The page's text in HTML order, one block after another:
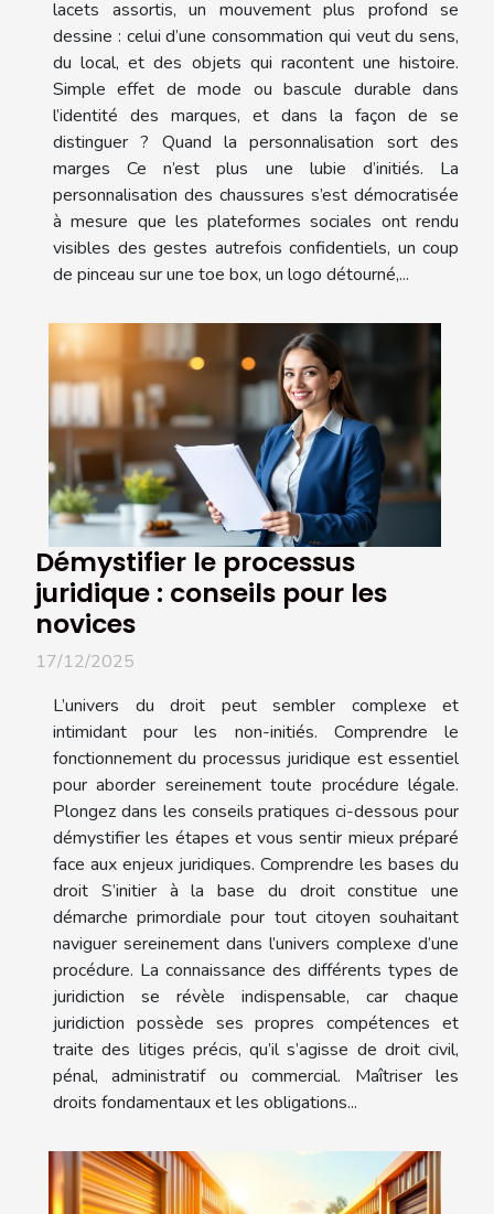
lacets assortis, un mouvement plus profond se
dessine : celui d’une consommation qui veut du sens,
du local, et des objets qui racontent une histoire.
Simple effet de mode ou bascule durable dans
l’identité des marques, et dans la façon de se
distinguer ? Quand la personnalisation sort des
marges Ce n’est plus une lubie d’initiés. La
personnalisation des chaussures s’est démocratisée
à mesure que les plateformes sociales ont rendu
visibles des gestes autrefois confidentiels, un coup
de pinceau sur une toe box, un logo détourné,...
Démystifier le processus
juridique : conseils pour les
novices
17/12/2025
L’univers du droit peut sembler complexe et
intimidant pour les non-initiés. Comprendre le
fonctionnement du processus juridique est essentiel
pour aborder sereinement toute procédure légale.
Plongez dans les conseils pratiques ci-dessous pour
démystifier les étapes et vous sentir mieux préparé
face aux enjeux juridiques. Comprendre les bases du
droit S’initier à la base du droit constitue une
démarche primordiale pour tout citoyen souhaitant
naviguer sereinement dans l’univers complexe d’une
procédure. La connaissance des différents types de
juridiction se révèle indispensable, car chaque
juridiction possède ses propres compétences et
traite des litiges précis, qu’il s’agisse de droit civil,
pénal, administratif ou commercial. Maîtriser les
droits fondamentaux et les obligations...